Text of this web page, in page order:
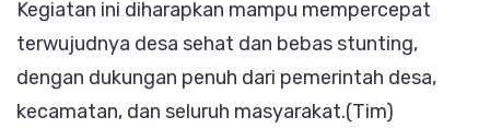
Kegiatan ini diharapkan mampu mempercepat
terwujudnya desa sehat dan bebas stunting,
dengan dukungan penuh dari pemerintah desa,
kecamatan, dan seluruh masyarakat.(Tim)